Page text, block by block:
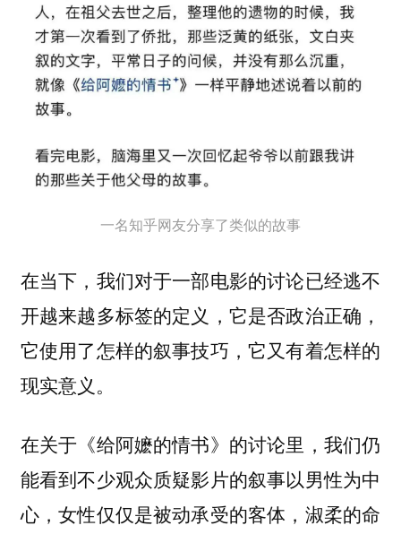
一名知乎网友分享了类似的故事
在当下，我们对于一部电影的讨论已经逃不
开越来越多标签的定义，它是否政治正确，
它使用了怎样的叙事技巧，它又有着怎样的
现实意义。
在关于《给阿嬷的情书》的讨论里，我们仍
能看到不少观众质疑影片的叙事以男性为中
心，女性仅仅是被动承受的客体，淑柔的命